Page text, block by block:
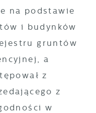
na podstawie
i budynków
gruntów
a
z
z
w